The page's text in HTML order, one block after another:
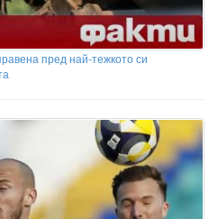
пред най-тежкото си